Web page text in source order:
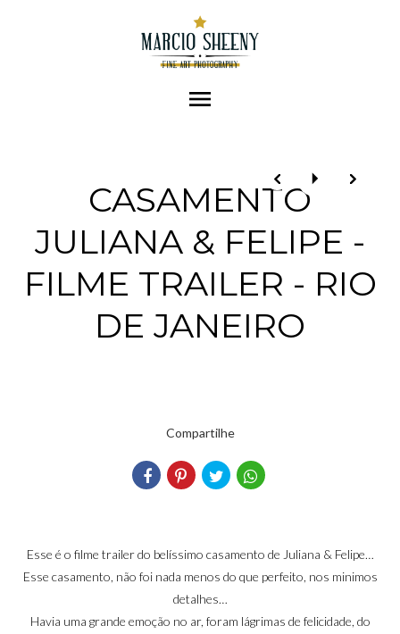
menu
CASAMENTO
JULIANA & FELIPE -
FILME TRAILER - RIO
DE JANEIRO
Compartilhe
Esse é o filme trailer do belíssimo casamento de Juliana & Felipe…
Esse casamento, não foi nada menos do que perfeito, nos minimos
detalhes…
Havia uma grande emoção no ar, foram lágrimas de felicidade, do